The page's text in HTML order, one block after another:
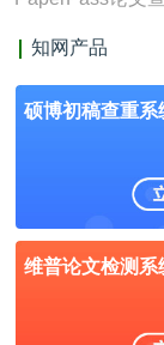
知网产品
硕博初稿查重系
维普论文检测系